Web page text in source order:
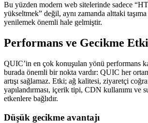
Bu yüzden modern web sitelerinde sadece
yükseltmek” değil, aynı zamanda alttaki taşıma
yenilemek önemli hale gelmiştir.
Performans ve Gecikme
QUIC’in en çok konuşulan yönü performans
burada önemli bir nokta vardır: QUIC her
artışı sağlamaz. Etki; ağ kalitesi, ziyaretçi
yapılandırması, içerik tipi, CDN kullanımı ve
etkenlere bağlıdır.
Düşük gecikme avantajı